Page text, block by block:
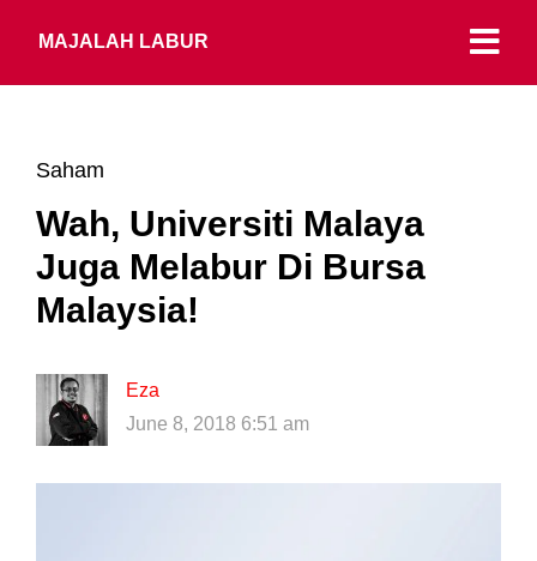
MAJALAH LABUR
Saham
Wah, Universiti Malaya
Juga Melabur Di Bursa
Malaysia!
Eza
June 8, 2018 6:51 am